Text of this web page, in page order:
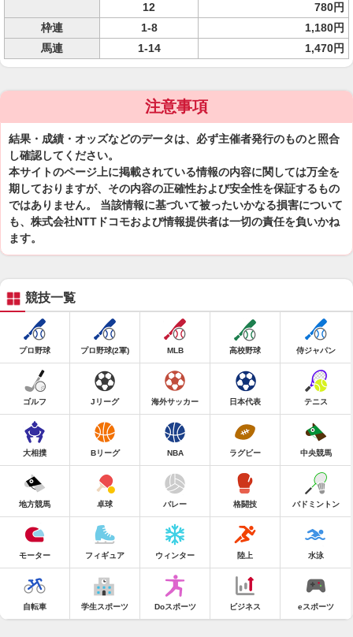
12
780円
枠連
1-8
1,180円
馬連
1-14 1,470円
注意事項
結果・成績・オッズなどのデータは、必ず主催者発行のものと照合
し確認してください。
本サイトのページ上に掲載されている情報の内容に関しては万全を
期しておりますが、その内容の正確性および安全性を保証するもの
ではありません。 当該情報に基づいて被ったいかなる損害について
も、株式会社NTTドコモおよび情報提供者は一切の責任を負いかね
ます。
競技一覧
プロ野球 プロ野球(2軍) MLB 高校野球 侍ジャパン
ゴルフ Jリーグ 海外サッカー 日本代表 テニス
大相撲 Bリーグ NBA ラグビー 中央競馬
地方競馬 卓球 バレー 格闘技 バドミントン
モーター フィギュア ウィンター 陸上 水泳
自転車 学生スポーツ Doスポーツ ビジネス eスポーツ